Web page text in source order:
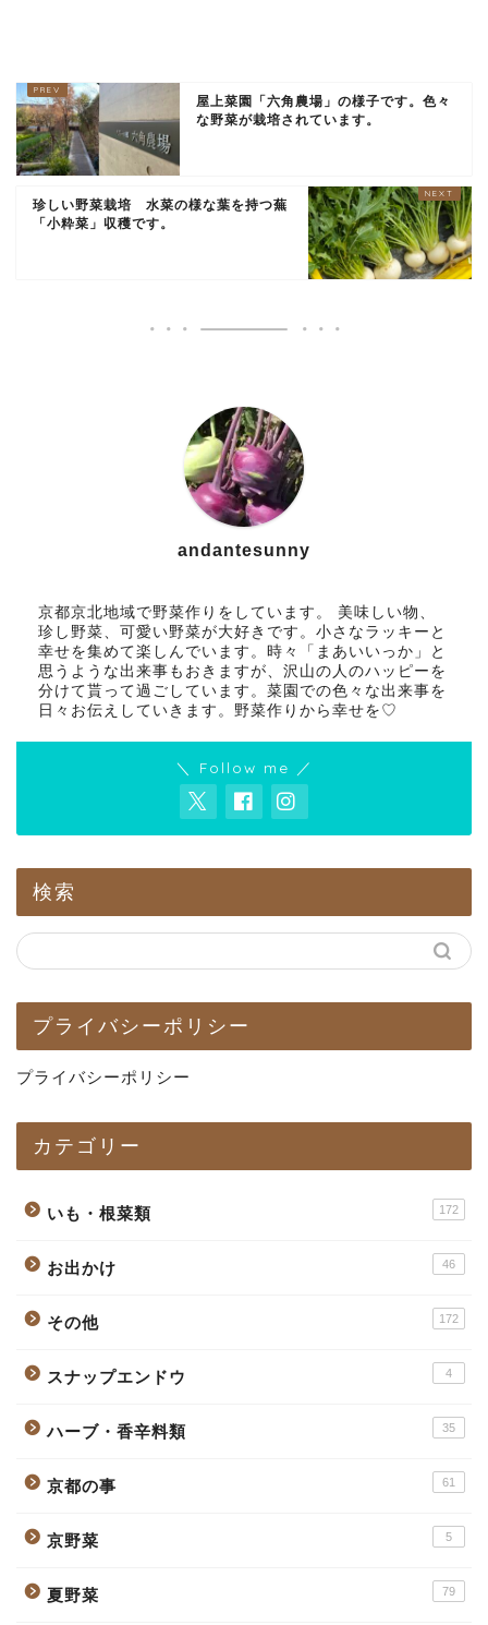
屋上菜園「六角農場」の様子です。色々
な野菜が栽培されています。
珍しい野菜栽培 水菜の様な葉を持つ蕪
「小粋菜」収穫です。
andantesunny
京都京北地域で野菜作りをしています。 美味しい物、
珍し野菜、可愛い野菜が大好きです。小さなラッキーと
幸せを集めて楽しんでいます。時々「まあいいっか」と
思うような出来事もおきますが、沢山の人のハッピーを
分けて貰って過ごしています。菜園での色々な出来事を
日々お伝えしていきます。野菜作りから幸せを♡
＼ Follow me ／
検索
プライバシーポリシー
プライバシーポリシー
カテゴリー
いも・根菜類 172
お出かけ 46
その他 172
スナップエンドウ 4
ハーブ・香辛料類 35
京都の事 61
京野菜 5
夏野菜 79